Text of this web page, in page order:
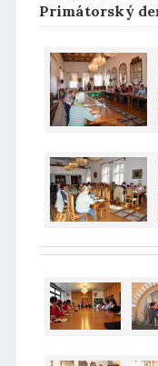
Primátorský